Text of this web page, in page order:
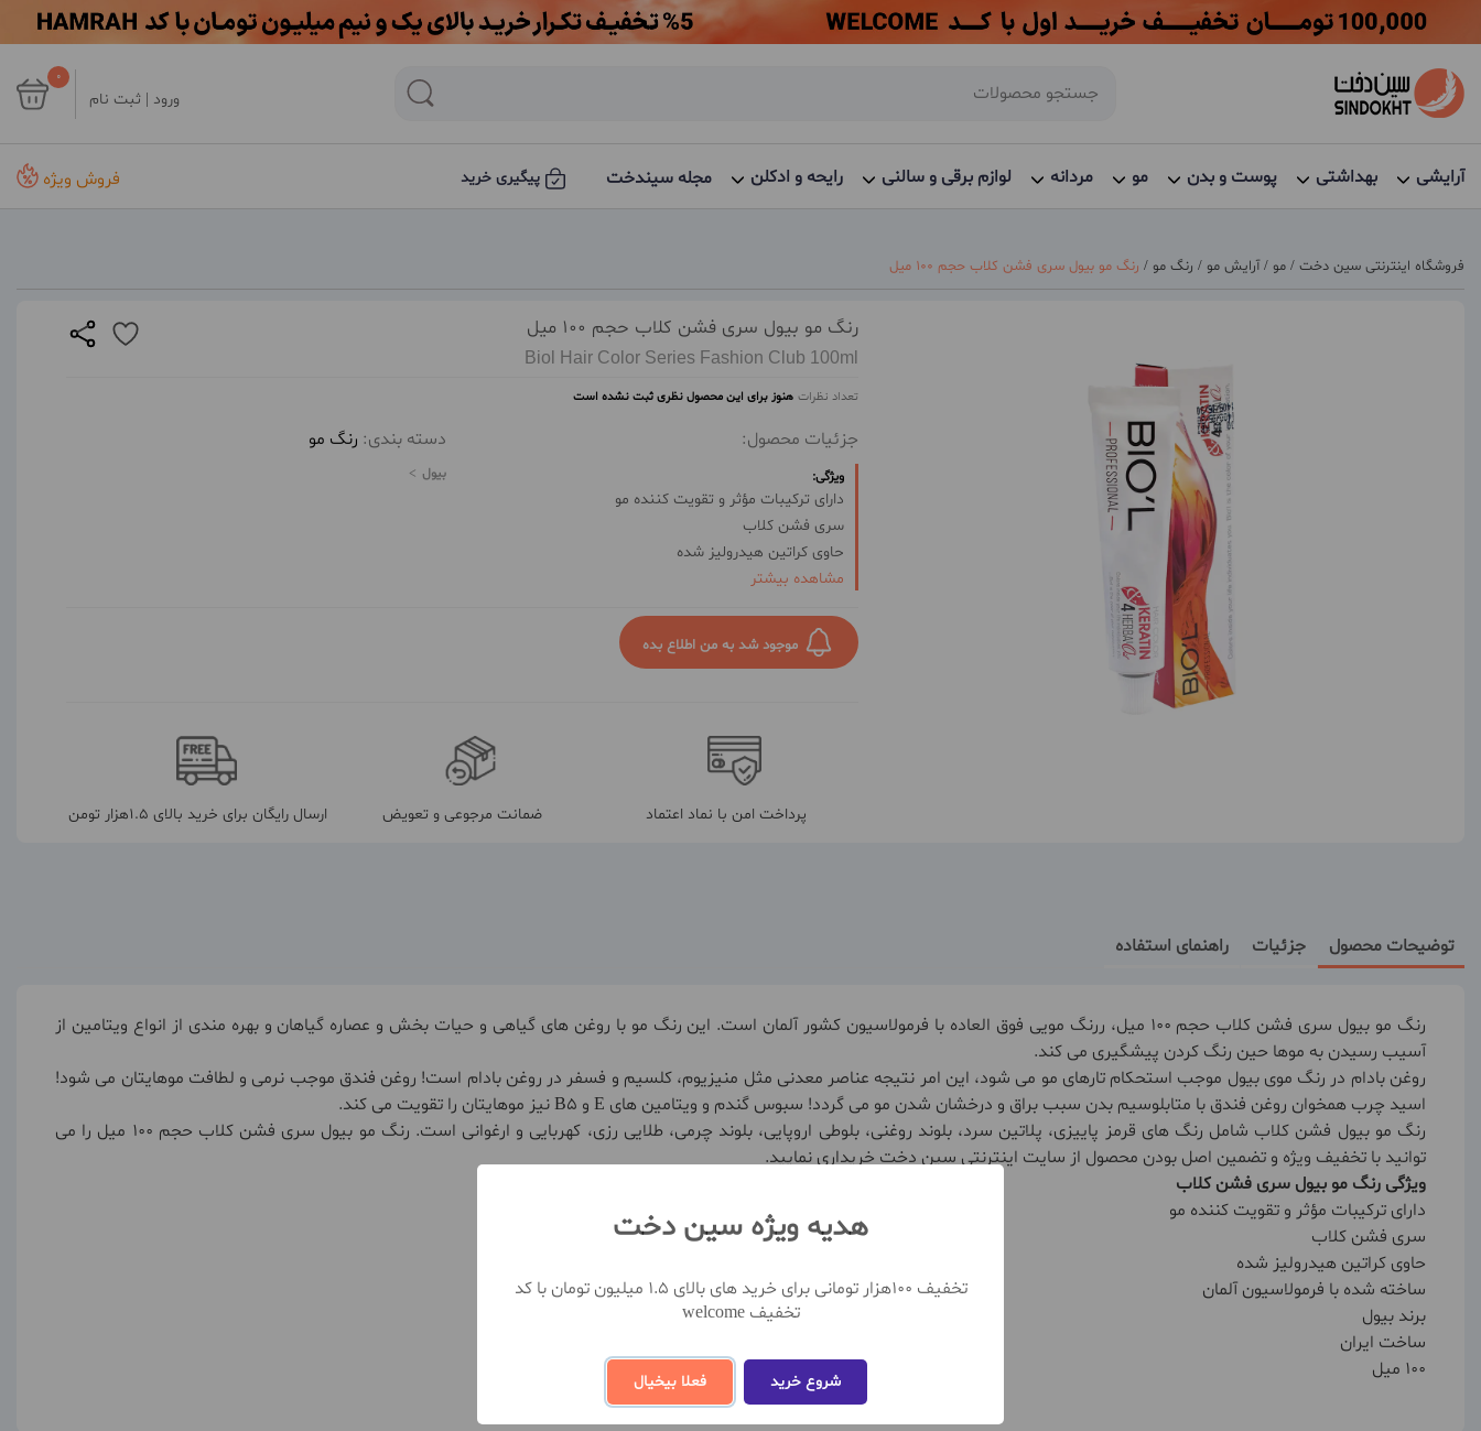
ورود | ثبت نام
0
آرایشی بهداشتی پوست و بدن مو مردانه لوازم برقی و سالنی رایحه و ادکلن مجله سیندخت پیگیری خرید فروش ویژه
فروشگاه اینترنتی سین دخت / مو / آرایش مو / رنگ مو / رنگ مو بیول سری فشن کلاب حجم 100 میل
رنگ مو بیول سری فشن کلاب حجم 100 میل
Biol Hair Color Series Fashion Club 100ml
تعداد نظرات هنوز برای این محصول نظری ثبت نشده است
جزئیات محصول:
ویژگی:
دارای ترکیبات مؤثر و تقویت کننده مو
سری فشن کلاب
حاوی کراتین هیدرولیز شده
ساخته شده با فرمولاسیون آلمان
ساخت ایران
100 میل
مشاهده بیشتر
دسته بندی: رنگ مو
بیول
موجود شد به من اطلاع بده
پرداخت امن با نماد اعتماد ضمانت مرجوعی و تعویض ارسال رایگان برای خرید بالای 1.5هزار تومن
توضیحات محصول جزئیات راهنمای استفاده
رنگ مو بیول سری فشن کلاب حجم 100 میل، ررنگ مویی فوق العاده با فرمولاسیون کشور آلمان است. این رنگ مو با روغن های گیاهی و حیات بخش و عصاره گیاهان و بهره مندی از انواع ویتامین از
آسیب رسیدن به موها حین رنگ کردن پیشگیری می کند.
روغن بادام در رنگ موی بیول موجب استحکام تارهای مو می شود، این امر نتیجه عناصر معدنی مثل منیزیوم، کلسیم و فسفر در روغن بادام است! روغن فندق موجب نرمی و لطافت موهایتان می شود!
اسید چرب همخوان روغن فندق با متابلوسیم بدن سبب براق و درخشان شدن مو می گردد! سبوس گندم و ویتامین های E و B5 نیز موهایتان را تقویت می کند.
رنگ مو بیول فشن کلاب شامل رنگ های قرمز پاییزی، پلاتین سرد، بلوند روغنی، بلوطی اروپایی، بلوند چرمی، طلایی رزی، کهربایی و ارغوانی است. رنگ مو بیول سری فشن کلاب حجم 100 میل را می
توانید با تخفیف ویژه و تضمین اصل بودن محصول از سایت اینترنتی سین دخت خریداری نمایید.
ویژگی رنگ مو بیول سری فشن کلاب
دارای ترکیبات مؤثر و تقویت کننده مو
سری فشن کلاب
حاوی کراتین هیدرولیز شده
ساخته شده با فرمولاسیون آلمان
برند بیول
ساخت ایران
100 میل
مشاهده بیشتر
هدیه ویژه سین دخت
تخفیف 100هزار تومانی برای خرید های بالای 1.5 میلیون تومان با کد
تخفیف welcome
شروع خرید فعلا بیخیال